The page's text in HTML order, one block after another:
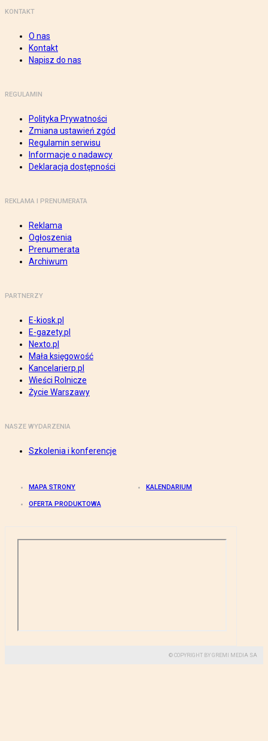
KONTAKT
O nas
Kontakt
Napisz do nas
REGULAMIN
Polityka Prywatności
Zmiana ustawień zgód
Regulamin serwisu
Informacje o nadawcy
Deklaracja dostępności
REKLAMA I PRENUMERATA
Reklama
Ogłoszenia
Prenumerata
Archiwum
PARTNERZY
E-kiosk.pl
E-gazety.pl
Nexto.pl
Mała księgowość
Kancelarierp.pl
Wieści Rolnicze
Życie Warszawy
NASZE WYDARZENIA
Szkolenia i konferencje
MAPA STRONY KALENDARIUM
OFERTA PRODUKTOWA
© COPYRIGHT BY GREMI MEDIA SA